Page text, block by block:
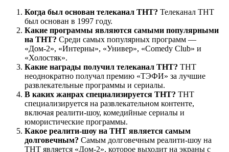
Когда был основан телеканал ТНТ? Телеканал ТНТ
был основан в 1997 году.
Какие программы являются самыми популярными
на ТНТ? Среди самых популярных программ —
«Дом-2», «Интерны», «Универ», «Comedy Club» и
«Холостяк».
Какие награды получил телеканал ТНТ? ТНТ
неоднократно получал премию «ТЭФИ» за лучшие
развлекательные программы и сериалы.
В каких жанрах специализируется ТНТ? ТНТ
специализируется на развлекательном контенте,
включая реалити-шоу, комедийные сериалы и
юмористические программы.
Какое реалити-шоу на ТНТ является самым
долговечным? Самым долговечным реалити-шоу на
ТНТ является «Дом-2», которое выходит на экраны с